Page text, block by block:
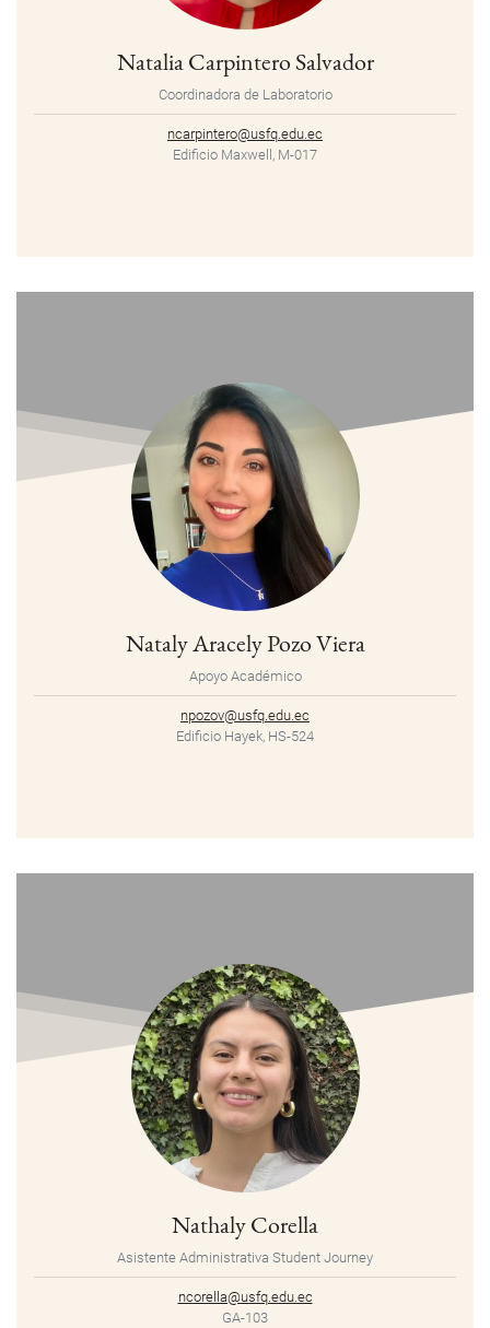
Natalia Carpintero Salvador
Coordinadora de Laboratorio
ncarpintero@usfq.edu.ec
Edificio Maxwell, M-017
Nataly Aracely Pozo Viera
Apoyo Académico
npozov@usfq.edu.ec
Edificio Hayek, HS-524
Nathaly Corella
Asistente Administrativa Student Journey
ncorella@usfq.edu.ec
GA-103